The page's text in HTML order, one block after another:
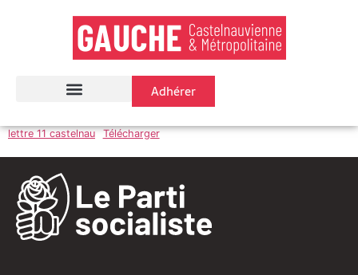
Adhérer
lettre 11 castelnau Télécharger